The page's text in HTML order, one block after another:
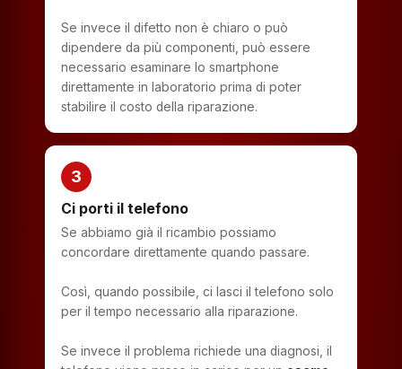
Se invece il difetto non è chiaro o può
dipendere da più componenti, può essere
necessario esaminare lo smartphone
direttamente in laboratorio prima di poter
stabilire il costo della riparazione.
3
Ci porti il telefono
Se abbiamo già il ricambio possiamo
concordare direttamente quando passare.
Così, quando possibile, ci lasci il telefono solo
per il tempo necessario alla riparazione.
Se invece il problema richiede una diagnosi, il